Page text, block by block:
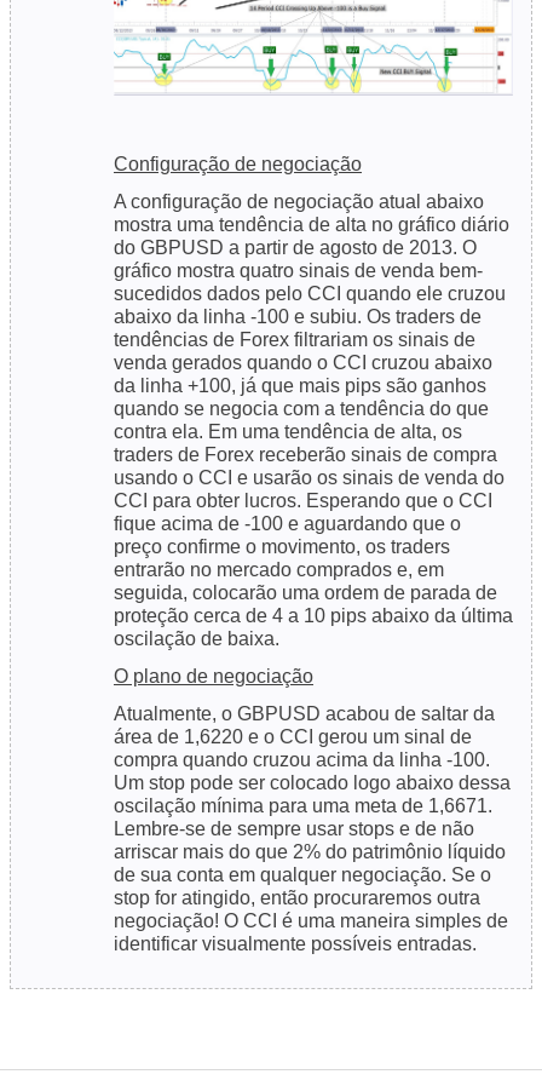
Configuração de negociação
A configuração de negociação atual abaixo
mostra uma tendência de alta no gráfico diário
do GBPUSD a partir de agosto de 2013. O
gráfico mostra quatro sinais de venda bem-
sucedidos dados pelo CCI quando ele cruzou
abaixo da linha -100 e subiu. Os traders de
tendências de Forex filtrariam os sinais de
venda gerados quando o CCI cruzou abaixo
da linha +100, já que mais pips são ganhos
quando se negocia com a tendência do que
contra ela. Em uma tendência de alta, os
traders de Forex receberão sinais de compra
usando o CCI e usarão os sinais de venda do
CCI para obter lucros. Esperando que o CCI
fique acima de -100 e aguardando que o
preço confirme o movimento, os traders
entrarão no mercado comprados e, em
seguida, colocarão uma ordem de parada de
proteção cerca de 4 a 10 pips abaixo da última
oscilação de baixa.
O plano de negociação
Atualmente, o GBPUSD acabou de saltar da
área de 1,6220 e o CCI gerou um sinal de
compra quando cruzou acima da linha -100.
Um stop pode ser colocado logo abaixo dessa
oscilação mínima para uma meta de 1,6671.
Lembre-se de sempre usar stops e de não
arriscar mais do que 2% do patrimônio líquido
de sua conta em qualquer negociação. Se o
stop for atingido, então procuraremos outra
negociação! O CCI é uma maneira simples de
identificar visualmente possíveis entradas.